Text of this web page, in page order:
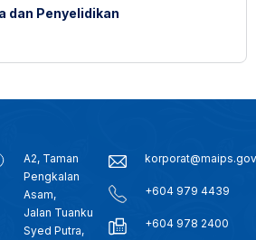
dan Penyelidikan
A2, Taman
Pengkalan
Asam,
Jalan Tuanku
Syed Putra,
+604 979 4439
+604 978 2400